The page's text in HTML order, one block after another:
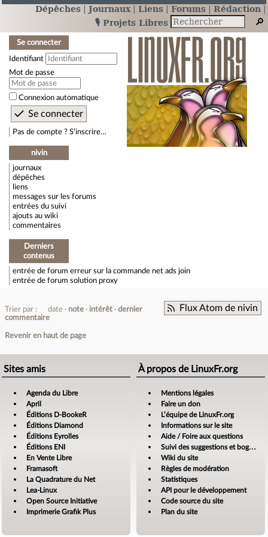
Dépêches Journaux Liens Forums
Rédaction
🎙️ Projets Libres
Se connecter
Identifiant
Mot de passe
Connexion automatique
Pas de compte ? S’inscrire…
nivin
journaux
dépêches
liens
messages sur les forums
entrées du suivi
ajouts au wiki
commentaires
Derniers
contenus
entrée de forum erreur sur la commande net ads join
entrée de forum solution proxy
Flux Atom de nivin
Trier par : date note intérêt
dernier
commentaire
Revenir en haut de page
Sites amis
Agenda du Libre
April
Éditions D-BookeR
Éditions Diamond
Éditions Eyrolles
Éditions ENI
En Vente Libre
Framasoft
La Quadrature du Net
Lea-Linux
Open Source Initiative
Imprimerie Grafik Plus
À propos de LinuxFr.org
Mentions légales
Faire un don
L’équipe de LinuxFr.org
Informations sur le site
Aide / Foire aux questions
Suivi des suggestions et bogues
Wiki du site
Règles de modération
Statistiques
API pour le développement
Code source du site
Plan du site